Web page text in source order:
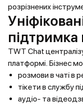
розрізнених
підтримка
TWT Chat
платформі. Бізнес
розмови в чаті в
тікети в службу
аудіо- та